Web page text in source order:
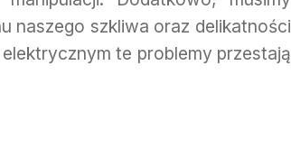
naszego szkliwa oraz delikatności
te problemy przestają